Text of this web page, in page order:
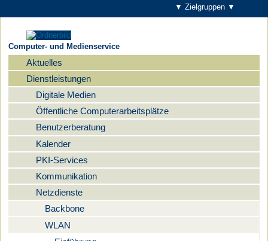
▼ Zielgruppen ▼
Computer- und Medienservice
Navigation
Aktuelles
Dienstleistungen
Digitale Medien
Öffentliche Computerarbeitsplätze
Benutzerberatung
Kalender
PKI-Services
Kommunikation
Netzdienste
Backbone
WLAN